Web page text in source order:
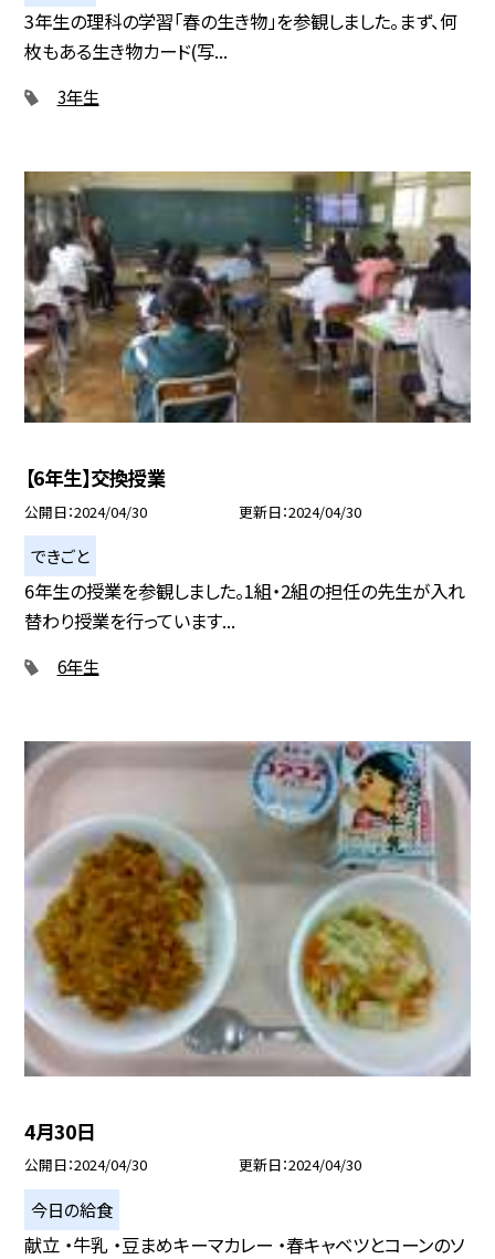
3年生の理科の学習「春の生き物」を参観しました。まず、何
枚もある生き物カード(写...
3年生
【6年生】交換授業
公開日 2024/04/30 更新日 2024/04/30
できごと
6年生の授業を参観しました。1組・2組の担任の先生が入れ
替わり授業を行っています...
6年生
4月30日
公開日 2024/04/30 更新日 2024/04/30
今日の給食
献立 ・牛乳 ・豆まめキーマカレー ・春キャベツとコーンのソ